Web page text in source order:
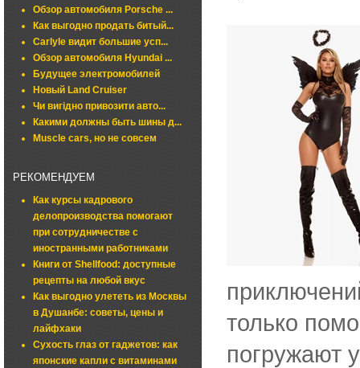
Обзор автомобиля Porsche ...
Как выгодно продать битый...
Carlyle видит большие усп...
Обзор автомобиля Hyundai ...
Будущее электромобилей
Новый Land Cruiser
Чи вигідно привозити авто...
Какими должны быть шины д...
Muscle cars, но не совсем
РЕКОМЕНДУЕМ
Как курсы кадрового
делопроизводства помогают
при сотрудничестве с
иностранными работниками
Книги от Shellfood: доступные
рецепты на любой вкус
Как выгодно улететь из Москвы
в Душанбе: советы, цены и
лайфхаки
Сухость глаз от гаджетов: как
японские капли с витаминами
только
погружают